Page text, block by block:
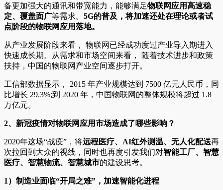
备更加强大的通讯和带宽能力，能够满足物联网应用高速稳
定、覆盖面广等需求。 5G的普及，将加速还处在理论或者试
点阶段的物联网应用落地。
从产业发展阶段来看， 物联网已经成功度过产业导入期进入
快速成长期。从需求和市场空间来看， 随着技术进步和政策
扶持，中国的物联网产业空间逐步打开。
工信部数据显示， 2015 年产业规模达到 7500 亿元人民币，同
比增长 29.3%;到 2020 年，中国物联网的整体规模将超过 1.8
万亿元。
2、 新冠疫情对物联网应用市场造成了哪些影响？
2020年这场“战疫”，将远程医疗、AI红外测温、无人化配送再
次拉回到大众的视线，同时也再度引发我们对智能工厂、智慧
医疗、智慧物流、智慧城市的建设思考。
1 ）制造业面临“开局之难”，加速智能化进程